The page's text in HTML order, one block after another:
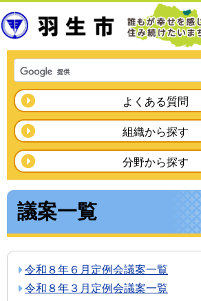
よくある質問
組織から探す
分野から探す
議案一覧
令和８年６月定例会議案一覧
令和８年３月定例会議案一覧